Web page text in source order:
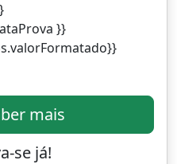
}}
mais
se já!